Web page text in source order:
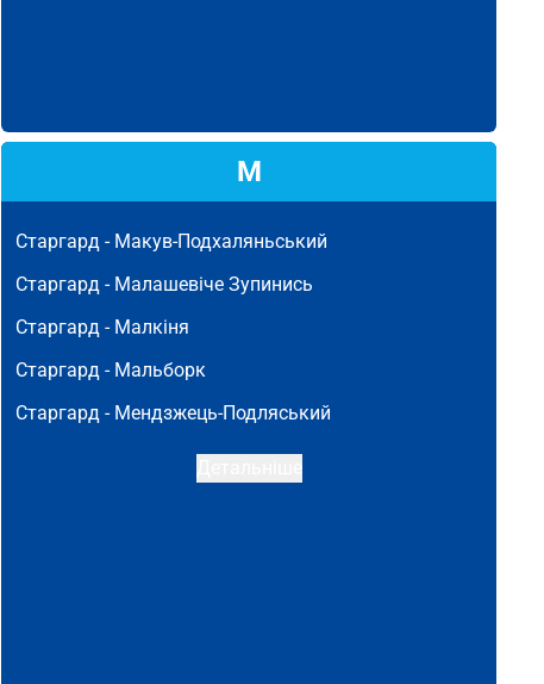
М
Старгард - Макув-Подхаляньський
Старгард - Малашевіче Зупинись
Старгард - Малкіня
Старгард - Мальборк
Старгард - Мендзжець-Подляський